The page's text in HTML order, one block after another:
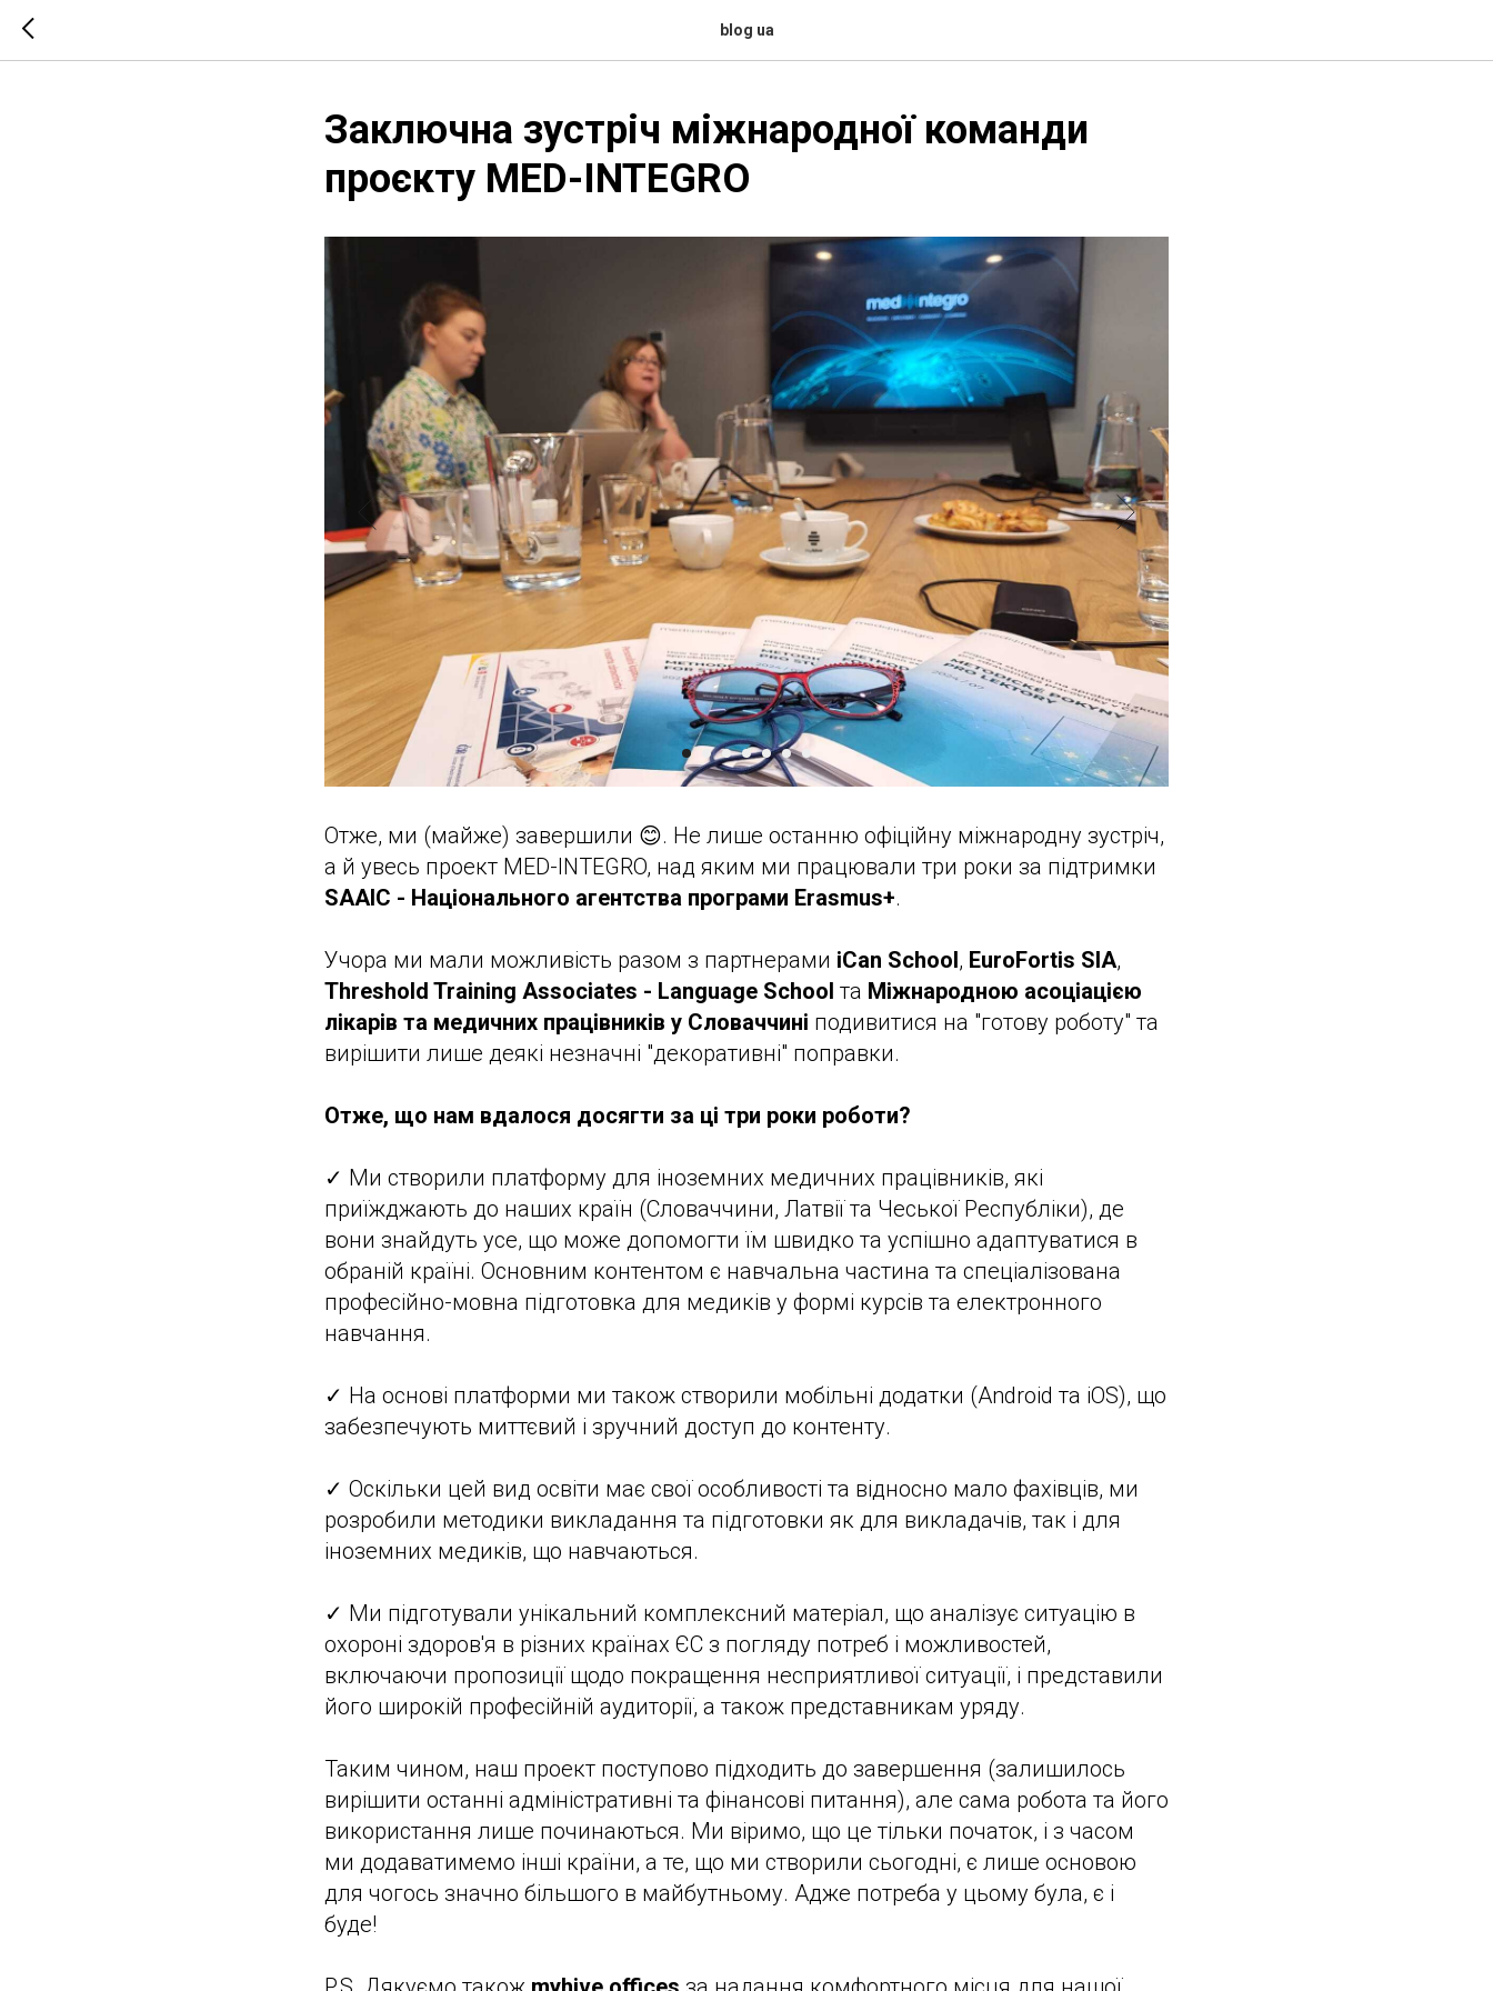
blog ua
Заключна зустріч міжнародної команди
проєкту MED-INTEGRO
Отже, ми (майже) завершили 😊. Не лише останню офіційну міжнародну зустріч,
а й увесь проект MED-INTEGRO, над яким ми працювали три роки за підтримки
SAAIC - Національного агентства програми Erasmus+.
Учора ми мали можливість разом з партнерами iCan School, EuroFortis SIA,
Threshold Training Associates - Language School та Міжнародною асоціацією
лікарів та медичних працівників у Словаччині подивитися на "готову роботу" та
вирішити лише деякі незначні "декоративні" поправки.
Отже, що нам вдалося досягти за ці три роки роботи?
✓ Ми створили платформу для іноземних медичних працівників, які
приїжджають до наших країн (Словаччини, Латвії та Чеської Республіки), де
вони знайдуть усе, що може допомогти їм швидко та успішно адаптуватися в
обраній країні. Основним контентом є навчальна частина та спеціалізована
професійно-мовна підготовка для медиків у формі курсів та електронного
навчання.
✓ На основі платформи ми також створили мобільні додатки (Android та iOS), що
забезпечують миттєвий і зручний доступ до контенту.
✓ Оскільки цей вид освіти має свої особливості та відносно мало фахівців, ми
розробили методики викладання та підготовки як для викладачів, так і для
іноземних медиків, що навчаються.
✓ Ми підготували унікальний комплексний матеріал, що аналізує ситуацію в
охороні здоров'я в різних країнах ЄС з погляду потреб і можливостей,
включаючи пропозиції щодо покращення несприятливої ситуації, і представили
його широкій професійній аудиторії, а також представникам уряду.
Таким чином, наш проект поступово підходить до завершення (залишилось
вирішити останні адміністративні та фінансові питання), але сама робота та його
використання лише починаються. Ми віримо, що це тільки початок, і з часом
ми додаватимемо інші країни, а те, що ми створили сьогодні, є лише основою
для чогось значно більшого в майбутньому. Адже потреба у цьому була, є і
буде!